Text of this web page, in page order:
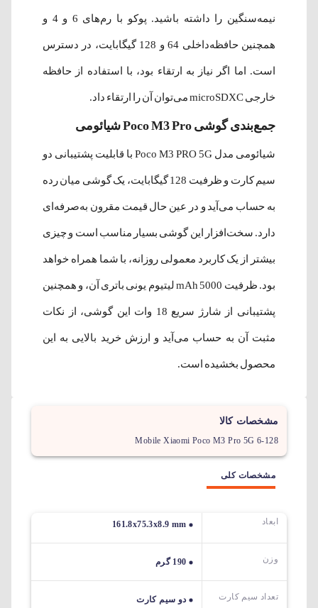
نیمه‌سنگین را داشته باشید. پوکو با رم‌های 6 و 4 و
همچنین حافظه‌داخلی 64 و 128 گیگابایت، در دسترس
است. اما اگر نیاز به ارتقاء بود، با استفاده از حافظه
خارجی microSDXC می‌توان آن را ارتقاء داد.
جمع‌بندی گوشی Poco M3 Pro شیائومی
شیائومی مدل Poco M3 PRO 5G با قابلیت پشتیبانی دو
سیم‌ کارت و ظرفیت‌ 128 گیگابایت، یک گوشی میان رده
به حساب می‌آید و در عین حال قیمت مقرون به‌صرفه‌ای
دارد. سخت‌‌افزار این گوشی بسیار مناسب است و چیزی
بیشتر از یک کاربرد معمولی روزانه، با شما همراه خواهد
بود. ظرفیت 5000 mAh لیتیوم یونی باتری آن، و همچنین
پشتیبانی از شارژ سریع 18 وات این گوشی، از نکات
مثبت آن به حساب می‌آید و ارزش خرید بالایی به این
محصول بخشیده‌ است.
مشخصات کالا
Mobile Xiaomi Poco M3 Pro 5G 6-128
مشخصات کلی
ابعاد 161.8x75.3x8.9 mm
وزن 190 گرم
تعداد سیم کارت دو سیم کارت